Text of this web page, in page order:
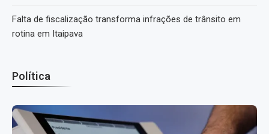
Falta de fiscalização transforma infrações de trânsito em
rotina em Itaipava
Política